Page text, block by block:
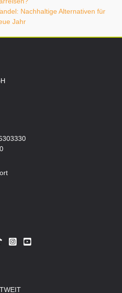
Nachhaltige Alternativen für
Jahr